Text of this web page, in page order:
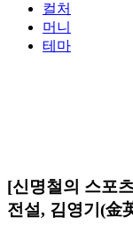
컬처
머니
테마
[신명철의 스포
전설, 김영기(金